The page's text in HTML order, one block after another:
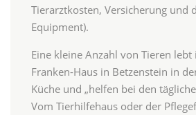
Tierarztkosten, Versicherung und
Equipment).
Eine kleine Anzahl von Tieren
Franken-Haus in Betzenstein in
Küche und „helfen bei den
Vom Tierhilfehaus oder der